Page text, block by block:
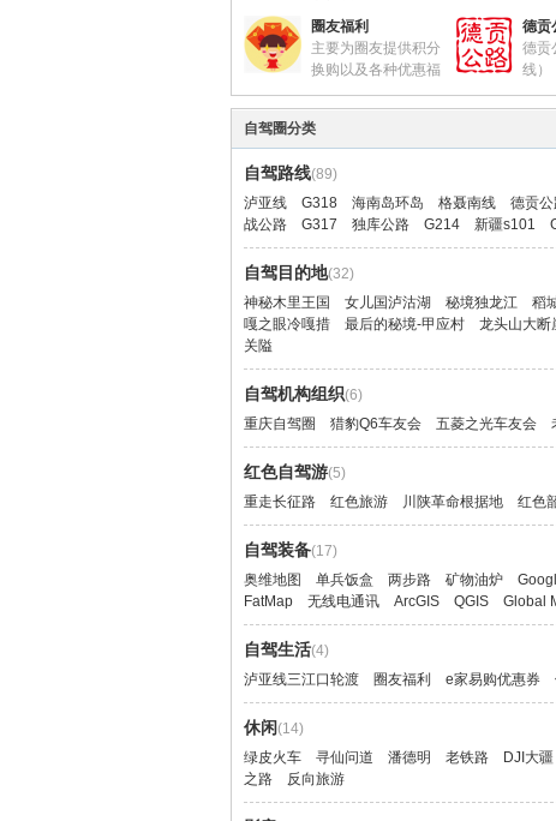
汇集泸亚线 5条主线5
条支线线路及路况信息
QQ群：257112102 （暗号：泸
全网最权威及时的泸亚线路况信
息汇总平台
住宿预定
群及本站指定接待酒店）
http://www.023115.com/forum.p
hp? ... =2757&fromuid=4
泸沽湖江南雅居：
13983889211（报群名泸亚线）
http://www.023115.com/forum.p
hp? ... =1079&fromuid=4
况
http://www.023115.com/forum.p
hp? ... =1076&fromuid=4
木里县玛娜茶金观景台住宿介绍
http://www.023115.com/forum.p
新都桥唐古特酒店
hp? ... =1182&fromuid=4
线路介绍
总
http://www.023115.com/forum.p
hp? ... d=113&fromuid=4
泸亚线沿河线
http://www.023115.com/forum.p
hp? ... =1296&fromuid=4
三江口新渡口：
参考书籍：
星火-长征重要
《红军长征纪
圈友福利
主要为圈友提供积分
换购以及各种优惠福
利
把圈友为本站贡献价值所得的积
分奖励通过本板块换购成其他形
积分换购现金
积分换购话费
积分换购礼品
积分从哪里来
每天登录，发布帖子，回复他人
的帖子，参与活动，邀请好友加
入等
如何获得自驾圈圈币？
http://023115.com/forum.php?
mod= ... 13406&fromuid=4
德贡
德贡
线）
至贡
公路（以下简
之一。德贡公
环线，也是一
S318德钦至贡
路）已恢复通
http://
http://
hp?
2023年5月3日
备保通条件，目
2022年6月30
http://
自驾圈分类
自驾路线(89)
泸亚线
G318 海南岛环岛 格聂南线 德贡
战公路
G317 独库公路 G214 新疆s101
自驾目的地(32)
神秘木里王国
女儿国泸沽湖 秘境独龙江 稻
嘎之眼冷嘎措
最后的秘境-甲应村 龙头山大断
关隘
自驾机构组织(6)
重庆自驾圈
猎豹Q6车友会 五菱之光车友会
红色自驾游(5)
重走长征路
红色旅游 川陕革命根据地 红色
自驾装备(17)
奥维地图
单兵饭盒 两步路 矿物油炉
FatMap
无线电通讯 ArcGIS QGIS Global
自驾生活(4)
泸亚线三江口轮渡
圈友福利 e家易购优惠券
休闲(14)
绿皮火车
寻仙问道 潘德明 老铁路 DJI大疆
之路
反向旅游